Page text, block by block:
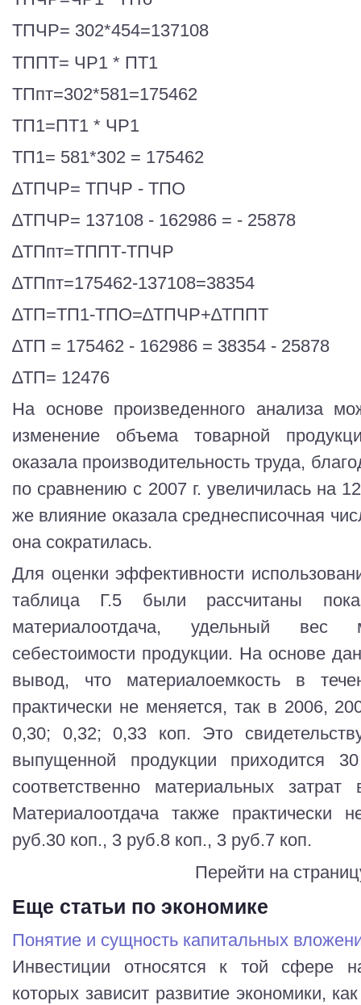
ТПЧР= 302*454=137108
ТППТ= ЧР1 * ПТ1
ТПпт=302*581=175462
ТП1=ПТ1 * ЧР1
ТП1= 581*302 = 175462
∆ТПЧР= ТПЧР - ТПО
∆ТПЧР= 137108 - 162986 = - 25878
∆ТПпт=ТППТ-ТПЧР
∆ТПпт=175462-137108=38354
∆ТП=ТП1-ТПО=∆ТПЧР+∆ТППТ
∆ТП = 175462 - 162986 = 38354 - 25878
∆ТП= 12476
На основе произведенного анализа
изменение объема товарной
оказала производительность труда,
по сравнению с 2007 г. увеличилась на
же влияние оказала среднесписочная
она сократилась.
Для оценки эффективности
таблица Г.5 были рассчитаны
материалоотдача, удельный вес
себестоимости продукции. На основе
вывод, что материалоемкость в
практически не меняется, так в 2006,
0,30; 0,32; 0,33 коп. Это
выпущенной продукции приходится
соответственно материальных
Материалоотдача также практически
руб.30 коп., 3 руб.8 коп., 3 руб.7 коп.
Перейти на
Еще статьи по экономике
Понятие и сущность капитальных
Инвестиции относятся к той сфере
которых зависит развитие экономики,